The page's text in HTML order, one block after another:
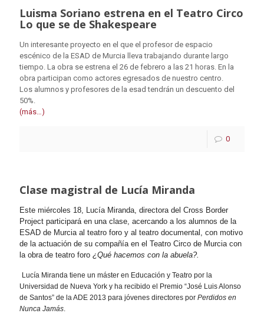
Luisma Soriano estrena en el Teatro Circo
Lo que se de Shakespeare
Un interesante proyecto en el que el profesor de espacio
escénico de la ESAD de Murcia lleva trabajando durante largo
tiempo. La obra se estrena el 26 de febrero a las 21 horas. En la
obra participan como actores egresados de nuestro centro.
Los alumnos y profesores de la esad tendrán un descuento del
50%.
(más…)
0
Clase magistral de Lucía Miranda
Este miércoles 18, Lucía Miranda, directora del Cross Border
Project participará en una clase, acercando a los alumnos de la
ESAD de Murcia al teatro foro y al teatro documental, con motivo
de la actuación de su compañía en el Teatro Circo de Murcia con
la obra de teatro foro ¿Qué hacemos con la abuela?.
Lucía Miranda tiene un máster en Educación y Teatro por la
Universidad de Nueva York y ha recibido el Premio “José Luis Alonso
de Santos” de la ADE 2013 para jóvenes directores por Perdidos en
Nunca Jamás.